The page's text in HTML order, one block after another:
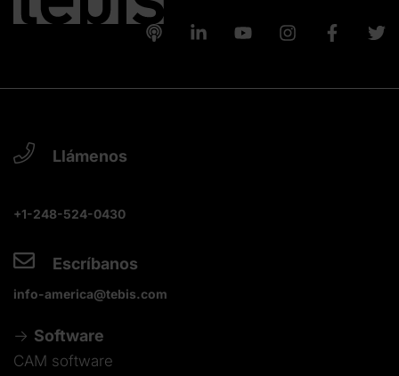
Llámenos
+1-248-524-0430
Escríbanos
info-america@tebis.com
Software
CAM software